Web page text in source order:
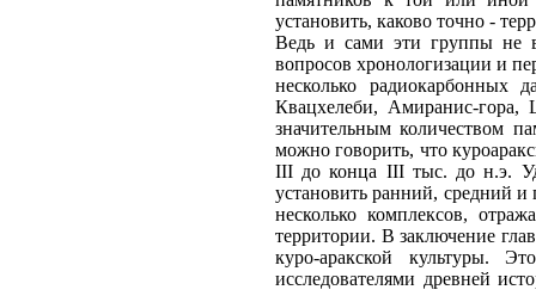
установить, каково точно -
Ведь и сами эти группы не
вопросов хронологизации и
несколько радиокарбонных
Квацхелеби, Амиранис-
значительным количеством
можно говорить, что
III до конца III тыс. до н.э.
установить ранний, средний
несколько комплексов,
территории. В заключение
куро-аракской культуры.
исследователями древней